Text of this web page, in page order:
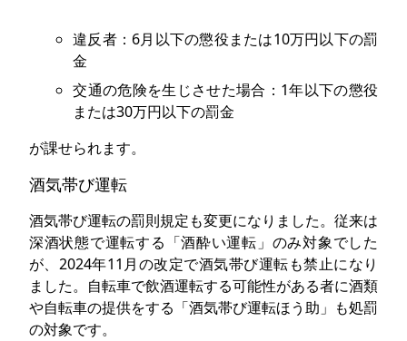
違反者：6月以下の懲役または10万円以下の罰
金
交通の危険を生じさせた場合：1年以下の懲役
または30万円以下の罰金
が課せられます。
酒気帯び運転
酒気帯び運転の罰則規定も変更になりました。従来は
深酒状態で運転する「酒酔い運転」のみ対象でした
が、2024年11月の改定で酒気帯び運転も禁止になり
ました。自転車で飲酒運転する可能性がある者に酒類
や自転車の提供をする「酒気帯び運転ほう助」も処罰
の対象です。